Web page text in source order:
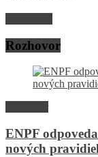
Rozhovor
ENPF
nových